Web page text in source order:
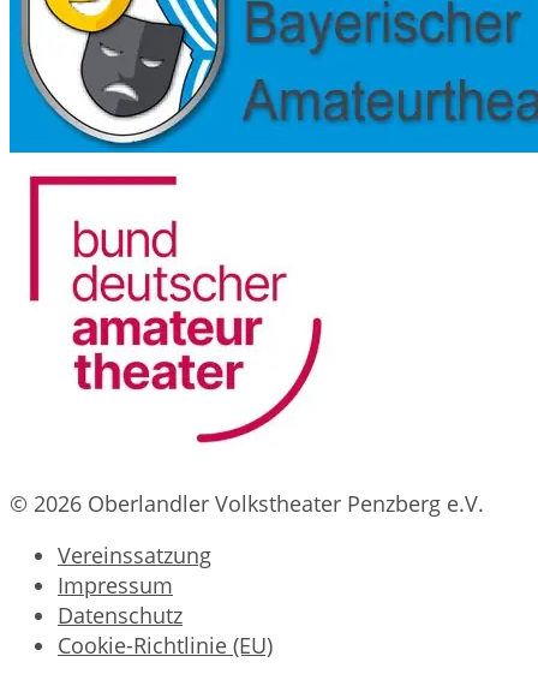
© 2026 Oberlandler Volkstheater Penzberg e.V.
Vereinssatzung
Impressum
Datenschutz
Cookie-Richtlinie (EU)